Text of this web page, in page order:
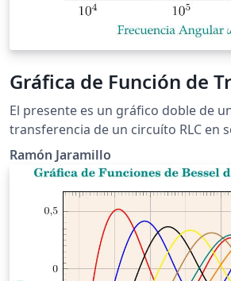
Gráfica de Función de
El presente es un gráfico doble de
transferencia de un circuíto RLC en
relación entre el voltaje en la
voltaje en la fuente (\(V_S\)). La
{LC(j\omega)^2+RCj\omega+1}\). En
definen los valores de R, L y C en
se traza la gráfica de la ganancia (en
(en azul), para el rango de frecuencias
Ramón Jaramillo